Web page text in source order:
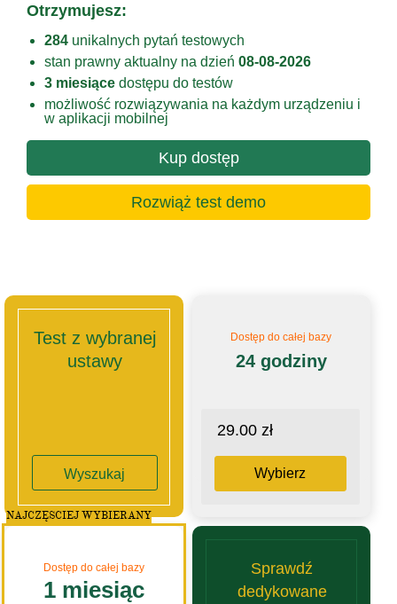
Otrzymujesz:
284 unikalnych pytań testowych
stan prawny aktualny na dzień 08-08-2026
3 miesiące dostępu do testów
możliwość rozwiązywania na każdym urządzeniu i
w aplikacji mobilnej
Kup dostęp
Rozwiąż test demo
Test z wybranej
ustawy
Wyszukaj
Dostęp do całej bazy
24 godziny
29.00 zł
Wybierz
Dostęp do całej bazy
1 miesiąc
NAJCZĘSCIEJ WYBIERANY
Sprawdź
dedykowane